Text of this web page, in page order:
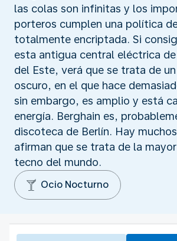
las colas son infinitas y los
porteros cumplen una política
totalmente encriptada. Si
esta antigua central eléctrica
del Este, verá que se trata de
oscuro, en el que hace
sin embargo, es amplio y está
energía. Berghain es,
discoteca de Berlín. Hay
afirman que se trata de la
tecno del mundo.
Ocio Nocturno